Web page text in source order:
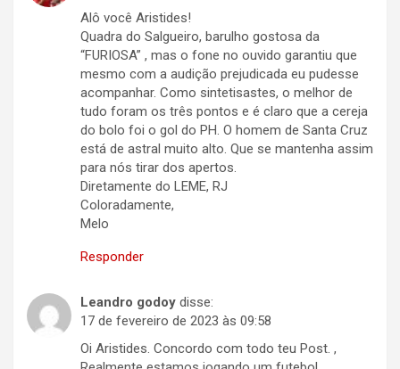
Alô você Aristides!
Quadra do Salgueiro, barulho gostosa da
“FURIOSA” , mas o fone no ouvido garantiu que
mesmo com a audição prejudicada eu pudesse
acompanhar. Como sintetisastes, o melhor de
tudo foram os três pontos e é claro que a cereja
do bolo foi o gol do PH. O homem de Santa Cruz
está de astral muito alto. Que se mantenha assim
para nós tirar dos apertos.
Diretamente do LEME, RJ
Coloradamente,
Melo
Responder
Leandro godoy disse:
17 de fevereiro de 2023 às 09:58
Oi Aristides. Concordo com todo teu Post. ,